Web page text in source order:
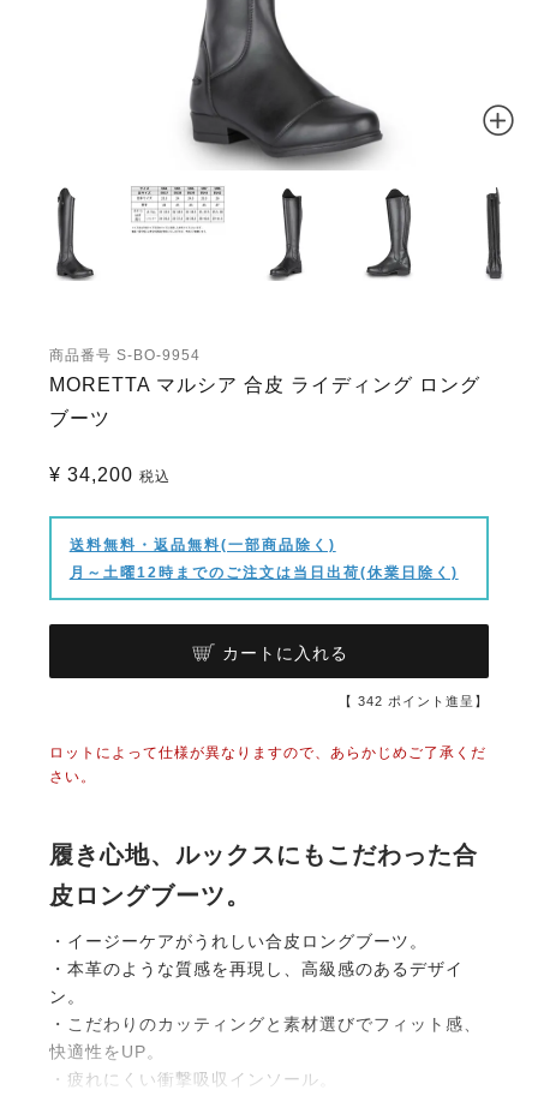
商品番号 S-BO-9954
MORETTA マルシア 合皮 ライディング ロング
ブーツ
¥ 34,200 税込
送料無料・返品無料(一部商品除く)
月～土曜12時までのご注文は当日出荷(休業日除く)
カートに入れる
【 342 ポイント進呈】
ロットによって仕様が異なりますので、あらかじめご了承くだ
さい。
履き心地、ルックスにもこだわった合
皮ロングブーツ。
・イージーケアがうれしい合皮ロングブーツ。
・本革のような質感を再現し、高級感のあるデザイ
ン。
・こだわりのカッティングと素材選びでフィット感、
快適性をUP。
・疲れにくい衝撃吸収インソール。